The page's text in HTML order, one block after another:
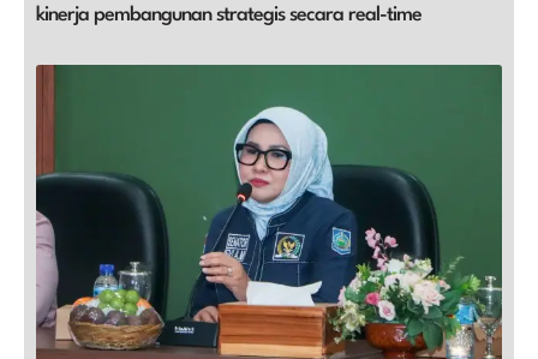
kinerja pembangunan strategis secara real-time